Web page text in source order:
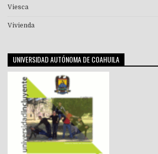
Viesca
Vivienda
UNIVERSIDAD AUTÓNOMA DE COAHUILA